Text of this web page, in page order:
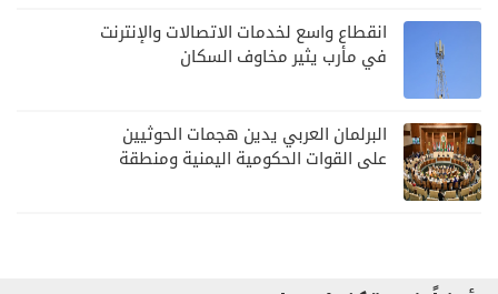
انقطاع واسع لخدمات الاتصالات والإنترنت
في مأرب يثير مخاوف السكان
البرلمان العربي يدين هجمات الحوثيين
على القوات الحكومية اليمنية ومنطقة